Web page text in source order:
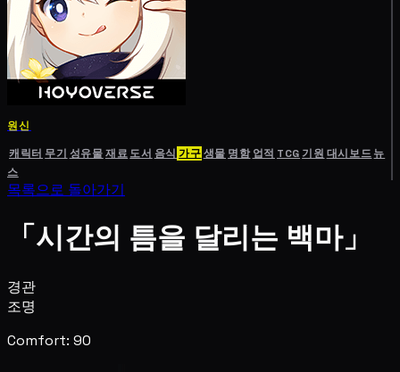
원신
캐릭터 무기 성유물재료도서 음식 가구생물 명함 업적 TCG기원 대시보드뉴
스
목록으로 돌아가기
「시간의 틈을 달리는 백마」
경관
조명
Comfort: 90